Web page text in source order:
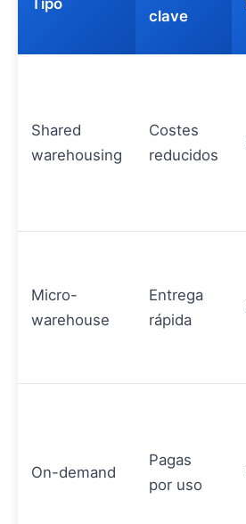
Tipo
clave
Shared
warehousing
Costes
reducidos
Micro-
warehouse
Entrega
rápida
On-demand
Pagas
por uso